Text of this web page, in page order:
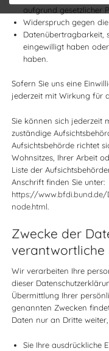
aufgrund gesetzlicher
Widerspruch gegen
Datenübertragbarkeit,
eingewilligt haben
haben.
Sofern Sie uns eine
jederzeit mit Wirkung für
Sie können sich jederzeit
zuständige
Aufsichtsbehörde richtet
Wohnsitzes, Ihrer Arbeit
Liste der
Anschrift finden Sie unter:
https://
node.html.
Zwecke der
verantwortliche
Wir verarbeiten Ihre
dieser
Übermittlung Ihrer
genannten Zwecken
Daten nur an Dritte
Sie Ihre ausdrückliche